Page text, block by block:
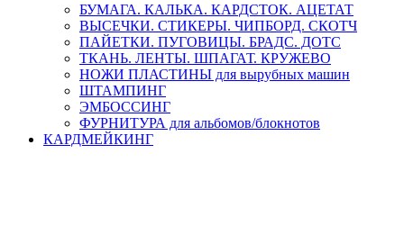
БУМАГА. КАЛЬКА. КАРДСТОК. АЦЕТАТ
ВЫСЕЧКИ. СТИКЕРЫ. ЧИПБОРД. СКОТЧ
ПАЙЕТКИ. ПУГОВИЦЫ. БРАДС. ДОТС
ТКАНЬ. ЛЕНТЫ. ШПАГАТ. КРУЖЕВО
НОЖИ ПЛАСТИНЫ для вырубных машин
ШТАМПИНГ
ЭМБОССИНГ
ФУРНИТУРА для альбомов/блокнотов
КАРДМЕЙКИНГ